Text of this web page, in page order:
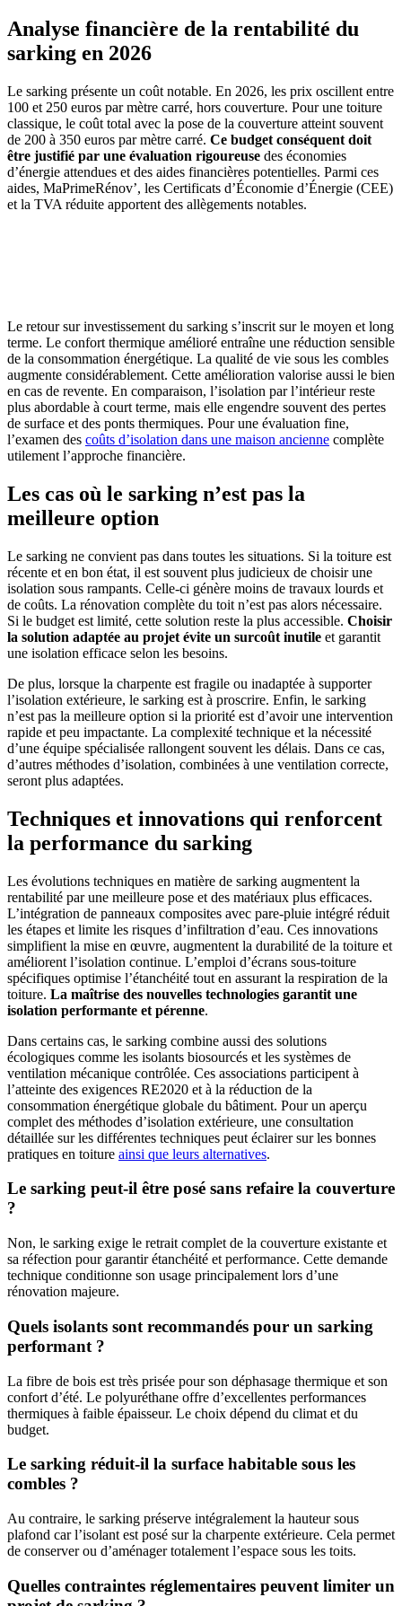
Analyse financière de la rentabilité du
sarking en 2026
Le sarking présente un coût notable. En 2026, les prix oscillent entre
100 et 250 euros par mètre carré, hors couverture. Pour une toiture
classique, le coût total avec la pose de la couverture atteint souvent
de 200 à 350 euros par mètre carré. Ce budget conséquent doit
être justifié par une évaluation rigoureuse des économies
d’énergie attendues et des aides financières potentielles. Parmi ces
aides, MaPrimeRénov’, les Certificats d’Économie d’Énergie (CEE)
et la TVA réduite apportent des allègements notables.
Le retour sur investissement du sarking s’inscrit sur le moyen et long
terme. Le confort thermique amélioré entraîne une réduction sensible
de la consommation énergétique. La qualité de vie sous les combles
augmente considérablement. Cette amélioration valorise aussi le bien
en cas de revente. En comparaison, l’isolation par l’intérieur reste
plus abordable à court terme, mais elle engendre souvent des pertes
de surface et des ponts thermiques. Pour une évaluation fine,
l’examen des coûts d’isolation dans une maison ancienne complète
utilement l’approche financière.
Les cas où le sarking n’est pas la
meilleure option
Le sarking ne convient pas dans toutes les situations. Si la toiture est
récente et en bon état, il est souvent plus judicieux de choisir une
isolation sous rampants. Celle-ci génère moins de travaux lourds et
de coûts. La rénovation complète du toit n’est pas alors nécessaire.
Si le budget est limité, cette solution reste la plus accessible. Choisir
la solution adaptée au projet évite un surcoût inutile et garantit
une isolation efficace selon les besoins.
De plus, lorsque la charpente est fragile ou inadaptée à supporter
l’isolation extérieure, le sarking est à proscrire. Enfin, le sarking
n’est pas la meilleure option si la priorité est d’avoir une intervention
rapide et peu impactante. La complexité technique et la nécessité
d’une équipe spécialisée rallongent souvent les délais. Dans ce cas,
d’autres méthodes d’isolation, combinées à une ventilation correcte,
seront plus adaptées.
Techniques et innovations qui renforcent
la performance du sarking
Les évolutions techniques en matière de sarking augmentent la
rentabilité par une meilleure pose et des matériaux plus efficaces.
L’intégration de panneaux composites avec pare-pluie intégré réduit
les étapes et limite les risques d’infiltration d’eau. Ces innovations
simplifient la mise en œuvre, augmentent la durabilité de la toiture et
améliorent l’isolation continue. L’emploi d’écrans sous-toiture
spécifiques optimise l’étanchéité tout en assurant la respiration de la
toiture. La maîtrise des nouvelles technologies garantit une
isolation performante et pérenne.
Dans certains cas, le sarking combine aussi des solutions
écologiques comme les isolants biosourcés et les systèmes de
ventilation mécanique contrôlée. Ces associations participent à
l’atteinte des exigences RE2020 et à la réduction de la
consommation énergétique globale du bâtiment. Pour un aperçu
complet des méthodes d’isolation extérieure, une consultation
détaillée sur les différentes techniques peut éclairer sur les bonnes
pratiques en toiture ainsi que leurs alternatives.
Le sarking peut-il être posé sans refaire la couverture
?
Non, le sarking exige le retrait complet de la couverture existante et
sa réfection pour garantir étanchéité et performance. Cette demande
technique conditionne son usage principalement lors d’une
rénovation majeure.
Quels isolants sont recommandés pour un sarking
performant ?
La fibre de bois est très prisée pour son déphasage thermique et son
confort d’été. Le polyuréthane offre d’excellentes performances
thermiques à faible épaisseur. Le choix dépend du climat et du
budget.
Le sarking réduit-il la surface habitable sous les
combles ?
Au contraire, le sarking préserve intégralement la hauteur sous
plafond car l’isolant est posé sur la charpente extérieure. Cela permet
de conserver ou d’aménager totalement l’espace sous les toits.
Quelles contraintes réglementaires peuvent limiter un